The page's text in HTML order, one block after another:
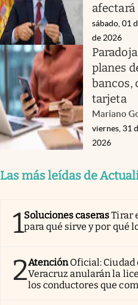
afectará
sábado, 01
de 2026
planes
bancos,
tarjeta
Mariano
viernes, 31
2026
Las más leídas de
1Soluciones caserasTirar
para qué sirve y por qué
2AtenciónOficial: Ciudad
Veracruz anularán la
los conductores que